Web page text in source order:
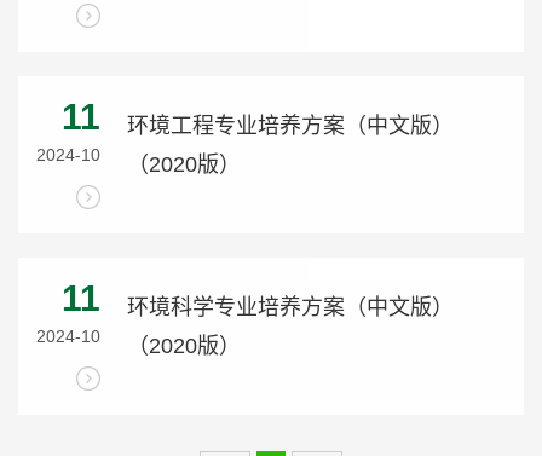
11
2024-10
环境工程专业培养方案（中文版）
（2020版）
11
2024-10
环境科学专业培养方案（中文版）
（2020版）